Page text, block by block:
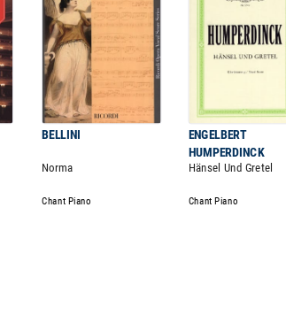
BELLINI ENGELBERT
HUMPERDINCK
Norma Hänsel Und Gretel
Chant Piano Chant Piano